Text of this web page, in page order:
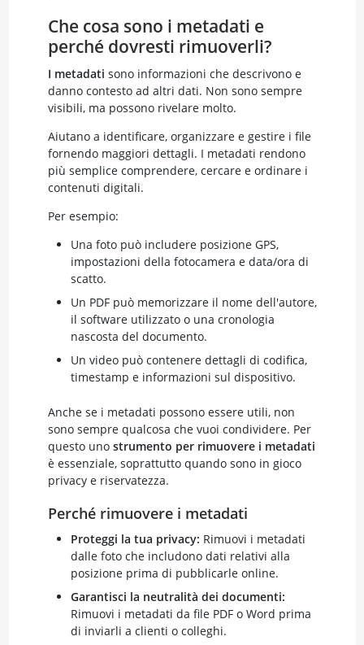
Che cosa sono i metadati e
perché dovresti rimuoverli?
I metadati sono informazioni che descrivono e
danno contesto ad altri dati. Non sono sempre
visibili, ma possono rivelare molto.
Aiutano a identificare, organizzare e gestire i file
fornendo maggiori dettagli. I metadati rendono
più semplice comprendere, cercare e ordinare i
contenuti digitali.
Per esempio:
Una foto può includere posizione GPS,
impostazioni della fotocamera e data/ora di
scatto.
Un PDF può memorizzare il nome dell'autore,
il software utilizzato o una cronologia
nascosta del documento.
Un video può contenere dettagli di codifica,
timestamp e informazioni sul dispositivo.
Anche se i metadati possono essere utili, non
sono sempre qualcosa che vuoi condividere. Per
questo uno strumento per rimuovere i metadati
è essenziale, soprattutto quando sono in gioco
privacy e riservatezza.
Perché rimuovere i metadati
Proteggi la tua privacy: Rimuovi i metadati
dalle foto che includono dati relativi alla
posizione prima di pubblicarle online.
Garantisci la neutralità dei documenti:
Rimuovi i metadati da file PDF o Word prima
di inviarli a clienti o colleghi.